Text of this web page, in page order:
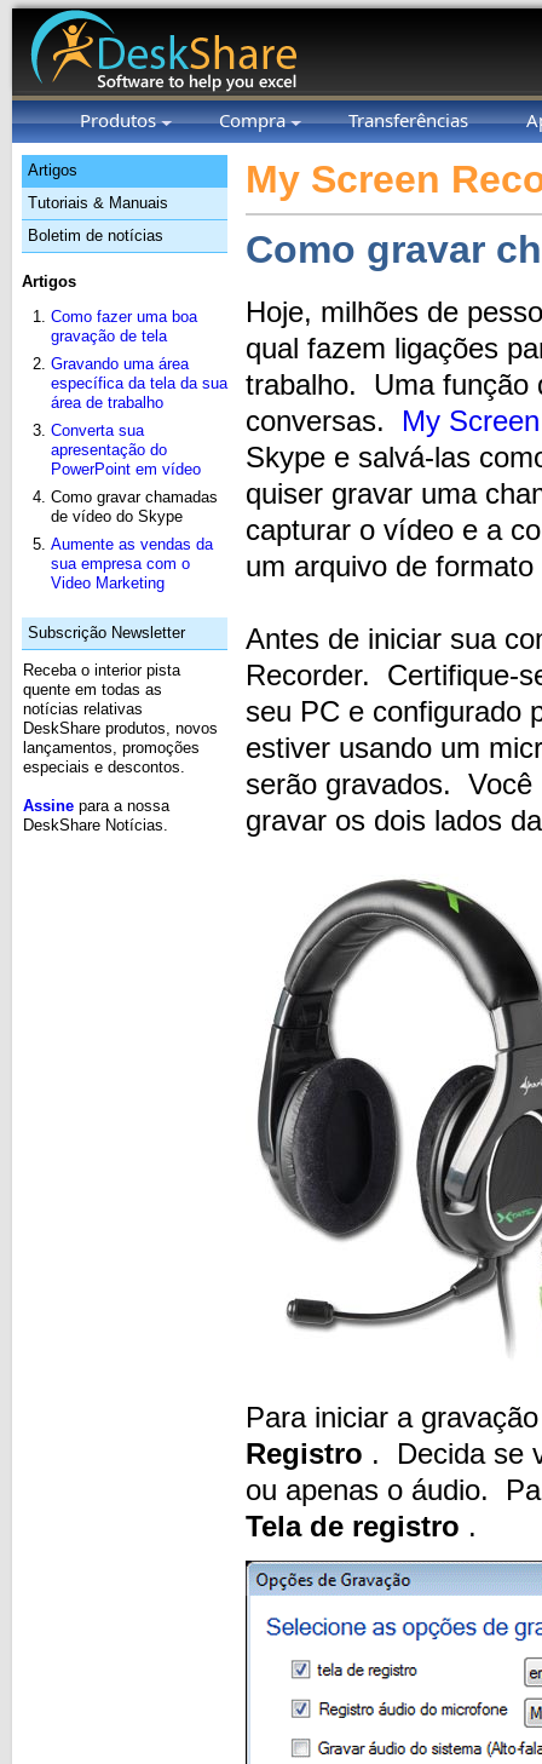
Produtos Compra Transferências
Artigos
Tutoriais & Manuais
Boletim de notícias
Artigos
Como fazer uma boa
gravação de tela
Gravando uma área
específica da tela da sua
área de trabalho
Converta sua
apresentação do
PowerPoint em vídeo
Como gravar chamadas
de vídeo do Skype
Aumente as vendas da
sua empresa com o
Video Marketing
Subscrição Newsletter
Receba o interior pista
quente em todas as
notícias relativas
DeskShare produtos, novos
lançamentos, promoções
especiais e descontos.
Assine para a nossa
DeskShare Notícias.
My Screen
Como gravar
Hoje, milhões de
qual fazem ligações
trabalho. Uma função
conversas. My
Skype e salvá-las
quiser gravar uma
capturar o vídeo e a
um arquivo de
Antes de iniciar sua
Recorder. Certifique-
seu PC e configurado
estiver usando um
serão gravados. Você
gravar os dois lados
Para iniciar a
Registro . Decida se
ou apenas o áudio.
Tela de registro .